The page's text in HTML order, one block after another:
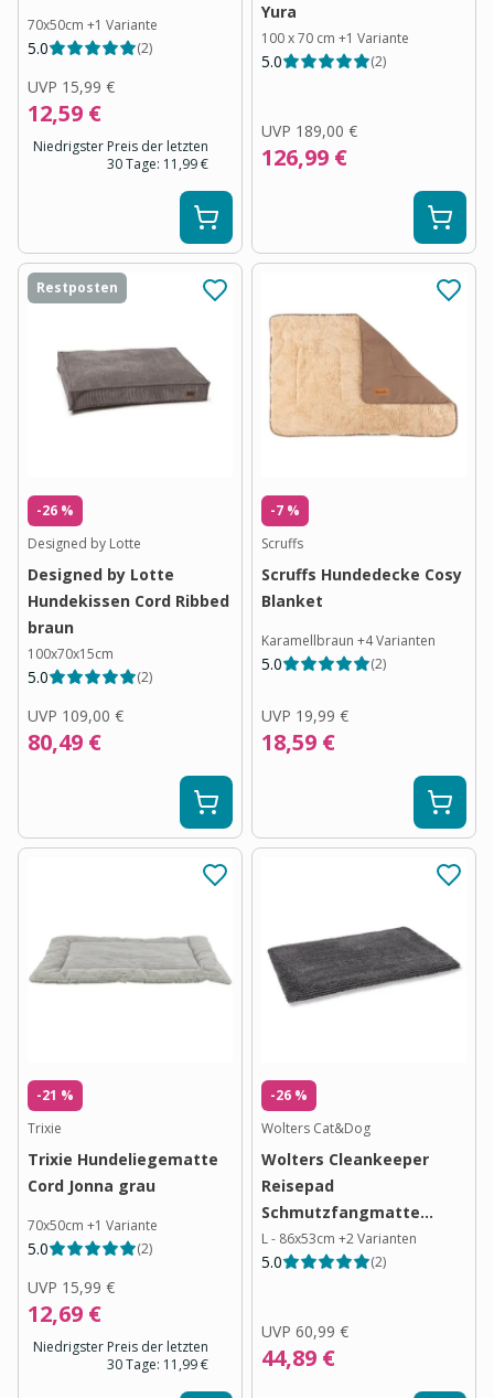
70x50cm +1 Variante
5.0 (2)
UVP 15,99 €
12,59 €
Niedrigster Preis der letzten
30 Tage: 11,99 €
Yura
100 x 70 cm +1 Variante
5.0 (2)
UVP 189,00 €
126,99 €
Restposten
-26 %
Designed by Lotte
Designed by Lotte
Hundekissen Cord Ribbed
braun
100x70x15cm
5.0 (2)
UVP 109,00 €
80,49 €
-7 %
Scruffs
Scruffs Hundedecke Cosy
Blanket
Karamellbraun +4Varianten
5.0 (2)
UVP 19,99 €
18,59 €
-21 %
Trixie
Trixie Hundeliegematte
Cord Jonna grau
70x50cm +1 Variante
5.0 (2)
UVP 15,99 €
12,69 €
Niedrigster Preis der letzten
30 Tage: 11,99 €
-26 %
Wolters Cat&Dog
Wolters Cleankeeper
Reisepad
Schmutzfangmatte
dunkelgrau
L - 86x53cm +2Varianten
5.0 (2)
UVP 60,99 €
44,89 €